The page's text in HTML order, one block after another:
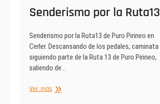
Senderismo por la Ruta13
Senderismo por la Ruta13 de Puro Pirineo en
Cerler. Descansando de los pedales, caminata
siguiendo parte de la Ruta 13 de Puro Pirineo,
saliendo de…
Ver másSenderismo